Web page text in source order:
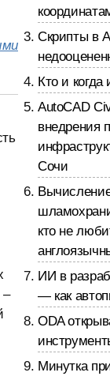
–
Скрипты в
Кто и
AutoCAD
внедрения
Сочи
кто не
ИИ в
— как
ODA
Минутка